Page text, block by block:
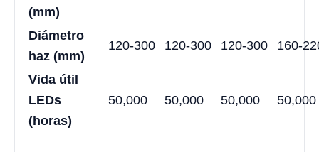
(mm)
Diámetro
haz (mm)
120-300 120-300 120-300 160-
Vida útil
LEDs
(horas)
50,000 50,000 50,000 50,000